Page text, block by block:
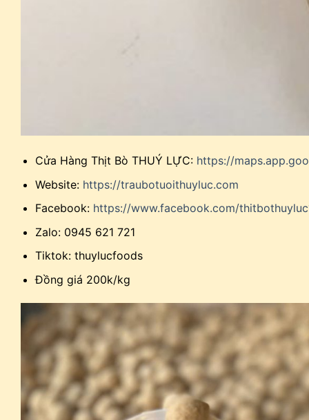
Cửa Hàng Thịt Bò THUÝ LỰC: https://
Website: https://traubotuoithuyluc.com
Facebook: https://www.facebook.com/
Zalo: 0945 621 721
Tiktok: thuylucfoods
Đồng giá 200k/kg